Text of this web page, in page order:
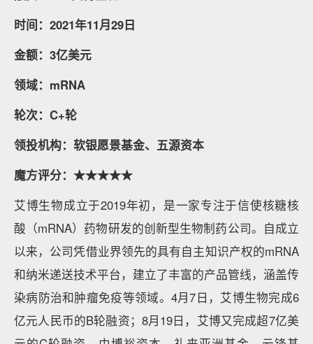
时间：2021年11月29日
金额：3亿美元
领域：mRNA
轮次：C+轮
领投机构：软银愿景基金、五源资本
魔方评分：★★★★★
艾博生物成立于2019年初，是一家专注于信使核糖核
酸（mRNA）药物研发的创新型生物制药公司。自成立
以来，公司凭借业界领先的具有自主知识产权的mRNA
和纳米递送技术平台，建立了丰富的产品管线，涵盖传
染病防治和肿瘤免疫等领域。4月7日，艾博生物完成6
亿元人民币的B轮融资；8月19日，艾博又完成超7亿美